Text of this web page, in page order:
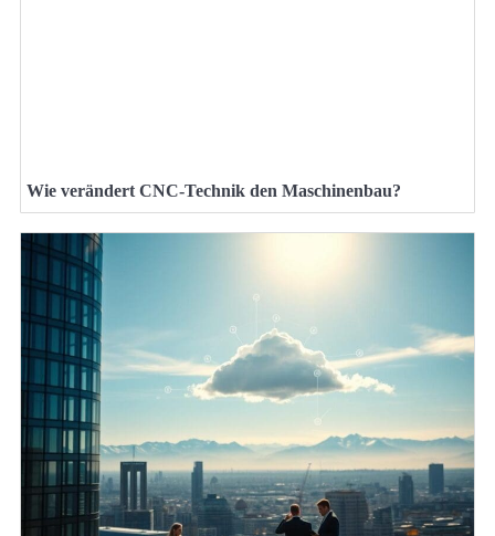
Wie verändert CNC-Technik den Maschinenbau?